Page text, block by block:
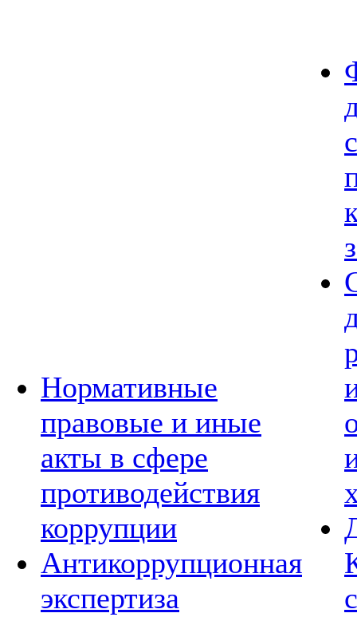
Нормативные
правовые и иные
акты в сфере
противодействия
коррупции
Антикоррупционная
экспертиза